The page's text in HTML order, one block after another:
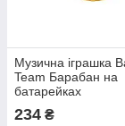
Музична іграшка
Team Барабан на
батарейках
234 ₴